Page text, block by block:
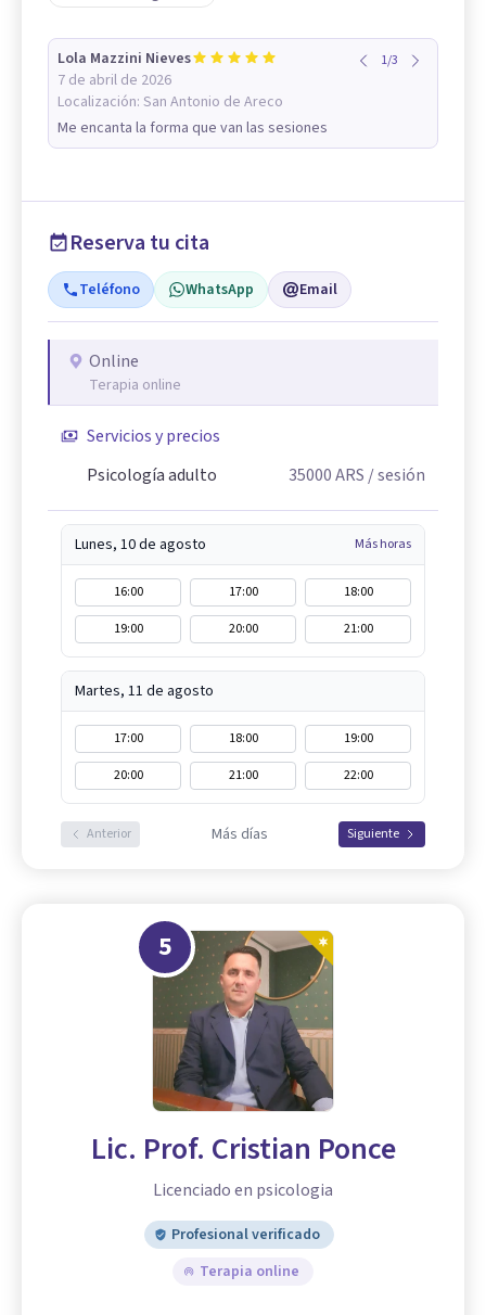
Lola Mazzini Nieves
7 de abril de 2026
Localización: San Antonio de Areco
1/3
Me encanta la forma que van las sesiones
Reserva tu cita
Teléfono WhatsApp Email
Online
Terapia online
Servicios y precios
Psicología adulto
35000ARS/ sesión
Lunes, 10 de agosto Más horas
16:00 17:00
18:00
19:00
20:00 21:00
Martes, 11 de agosto
17:00 18:00
19:00
20:00
21:00 22:00
Anterior Más días Siguiente
5
Lic. Prof. Cristian Ponce
Licenciado en psicologia
Profesional verificado
Terapia online